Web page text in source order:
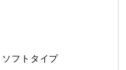
フトタイプ